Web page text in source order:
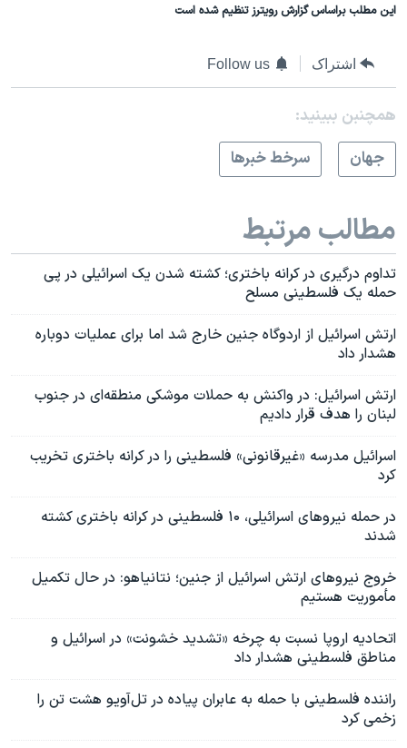
این مطلب براساس گزارش رویترز تنظیم شده است
اشتراک Follow us
همچنبن ببینید:
جهان
سرخط خبرها
مطالب مرتبط
تداوم درگیر‌ی در کرانه باختری؛ کشته شدن یک اسرائیلی در پی
حمله یک فلسطینی مسلح
ارتش اسرائیل از اردوگاه جنین خارج شد اما برای عملیات دوباره
هشدار داد
ارتش اسرائیل: در واکنش به حملات موشکی منطقه‌ای در جنوب
لبنان را هدف قرار دادیم
اسرائيل مدرسه «غیرقانونی» فلسطینی‌ را در کرانه باختری تخریب
کرد
در حمله نیروهای اسرائيلی، ۱۰ فلسطینی در کرانه باختری کشته
شدند
خروج نیروهای ارتش اسرائیل از جنین؛ نتانیاهو: در حال تکمیل
مأموریت هستیم
اتحادیه اروپا نسبت به چرخه «تشدید خشونت‌» در اسرائیل و
مناطق فلسطینی هشدار داد
راننده فلسطینی با حمله به عابران پیاده در تل‌آویو هشت تن را
زخمی کرد